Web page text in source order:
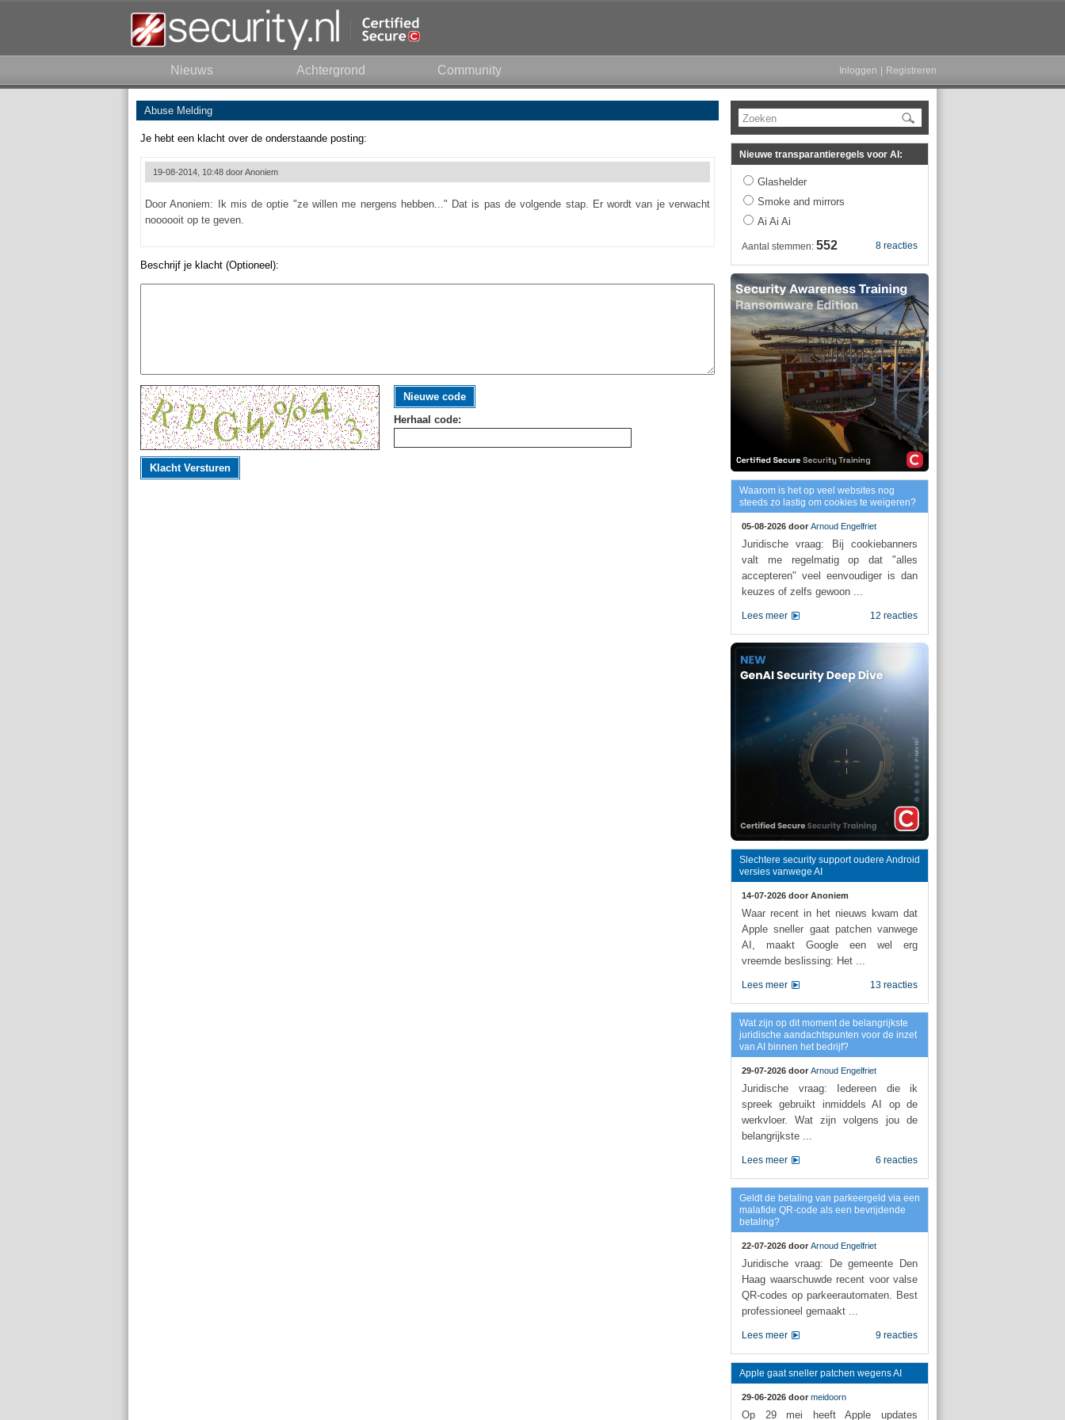
Nieuws Achtergrond Community Inloggen Registreren
Abuse Melding
Je hebt een klacht over de onderstaande posting:
19-08-2014, 10:48 doorAnoniem
Door Anoniem: Ik mis de optie "ze willen me nergens hebben..." Dat is pas de volgende stap. Er wordt van je verwacht
noooooit op te geven.
Beschrijf je klacht (Optioneel):
Nieuwe code
Herhaal code:
Klacht Versturen
Zoeken
Nieuwe transparantieregels voor AI:
Glashelder
Smoke and mirrors
Ai Ai Ai
8 reacties
Aantal stemmen: 552
Waarom is het op veel websites nog
steeds zo lastig om cookies te weigeren?
05-08-2026 door Arnoud Engelfriet
Juridische vraag: Bij cookiebanners
valt me regelmatig op dat "alles
accepteren" veel eenvoudiger is dan
keuzes of zelfs gewoon ...
12 reacties
Lees meer
Slechtere security support oudere Android
versies vanwege AI
14-07-2026 door Anoniem
Waar recent in het nieuws kwam dat
Apple sneller gaat patchen vanwege
AI, maakt Google een wel erg
vreemde beslissing: Het ...
13 reacties
Lees meer
Wat zijn op dit moment de belangrijkste
juridische aandachtspunten voor de inzet
van AI binnen het bedrijf?
29-07-2026 door Arnoud Engelfriet
Juridische vraag: Iedereen die ik
spreek gebruikt inmiddels AI op de
werkvloer. Wat zijn volgens jou de
belangrijkste ...
6 reacties
Lees meer
Geldt de betaling van parkeergeld via een
malafide QR-code als een bevrijdende
betaling?
22-07-2026 door Arnoud Engelfriet
Juridische vraag: De gemeente Den
Haag waarschuwde recent voor valse
QR-codes op parkeerautomaten. Best
professioneel gemaakt ...
9 reacties
Lees meer
Apple gaat sneller patchen wegens AI
29-06-2026 door meidoorn
Op 29 mei heeft Apple updates